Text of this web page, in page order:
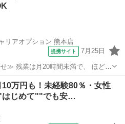
リアオプション 熊本店
提携サイト 7月25日
≫ 残業は月20時間未満で、 ほどよ
制服があるので、 毎日の服装の悩
≫ 新しいことにチャレンジするの
万円も！未経験80％・女性
はじめて""でも安…